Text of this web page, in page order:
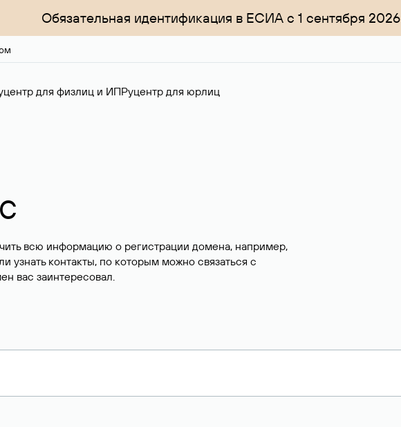
Обязательная идентификация в ЕСИА с 1 сентября 2026
для физлиц и ИПРуцентр для юрлиц
всю информацию о регистрации домена, например,
узнать контакты, по которым можно связаться с
вас заинтересовал.